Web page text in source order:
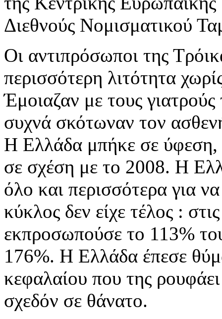
Διεθνούς Νομισματικού
Οι αντιπρόσωποι της
περισσότερη λιτότητα
Έμοιαζαν με τους
συχνά σκότωναν τον
Η Ελλάδα μπήκε σε
σε σχέση με το 2008. Η
όλο και περισσότερα για
κύκλος δεν είχε τέλος :
εκπροσωπούσε το 113%
176%. Η Ελλάδα έπεσε
κεφαλαίου που της
σχεδόν σε θάνατο.